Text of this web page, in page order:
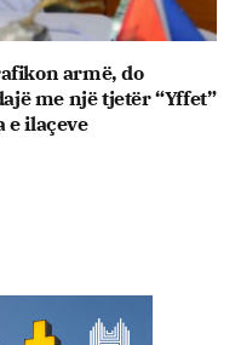
armë, do
me një tjetër “Yffet”
e ilaçeve